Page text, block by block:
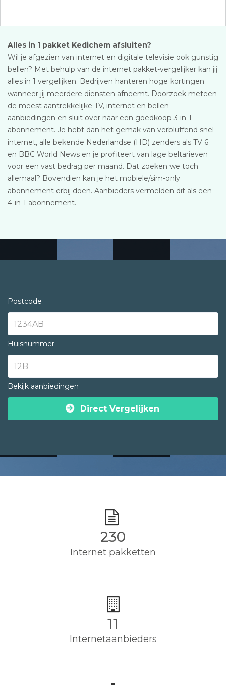
Alles in 1 pakket Kedichem afsluiten?
Wil je afgezien van internet en digitale televisie ook gunstig
bellen? Met behulp van de internet pakket-vergelijker kan jij
alles in 1 vergelijken. Bedrijven hanteren hoge kortingen
wanneer jij meerdere diensten afneemt. Doorzoek meteen
de meest aantrekkelijke TV, internet en bellen
aanbiedingen en sluit over naar een goedkoop 3-in-1
abonnement. Je hebt dan het gemak van verbluffend snel
internet, alle bekende Nederlandse (HD) zenders als TV 6
en BBC World News en je profiteert van lage beltarieven
voor een vast bedrag per maand. Dat zoeken we toch
allemaal? Bovendien kan je het mobiele/sim-only
abonnement erbij doen. Aanbieders vermelden dit als een
4-in-1 abonnement.
Postcode
Huisnummer
Bekijk aanbiedingen
Direct Vergelijken
230
Internet pakketten
11
Internetaanbieders